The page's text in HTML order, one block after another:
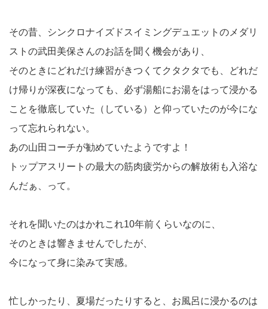
その昔、シンクロナイズドスイミングデュエットのメダリ
ストの武田美保さんのお話を聞く機会があり、
そのときにどれだけ練習がきつくてクタクタでも、どれだ
け帰りが深夜になっても、必ず湯船にお湯をはって浸かる
ことを徹底していた（している）と仰っていたのが今にな
って忘れられない。
あの山田コーチが勧めていたようですよ！
トップアスリートの最大の筋肉疲労からの解放術も入浴な
んだぁ、って。
それを聞いたのはかれこれ10年前くらいなのに、
そのときは響きませんでしたが、
今になって身に染みて実感。
忙しかったり、夏場だったりすると、お風呂に浸かるのは